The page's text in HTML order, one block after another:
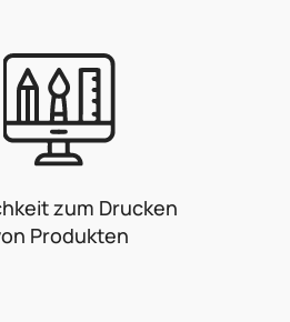
zum Drucken
Produkten